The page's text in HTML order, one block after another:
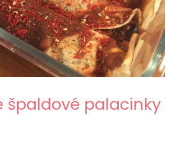
špaldové palacinky